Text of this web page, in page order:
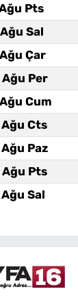
Pts
Sal
Çar
Per
Cum
Cts
Paz
Pts
Sal